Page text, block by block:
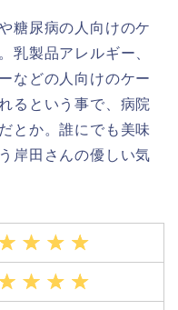
糖尿病の人向けのケ
乳製品アレルギー、
などの人向けのケー
るという事で、病院
とか。誰にでも美味
岸田さんの優しい気